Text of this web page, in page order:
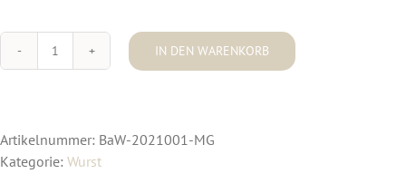
Ahle
IN DEN WARENKORB
Artikelnummer: BaW-2021001-MG
Kategorie: Wurst